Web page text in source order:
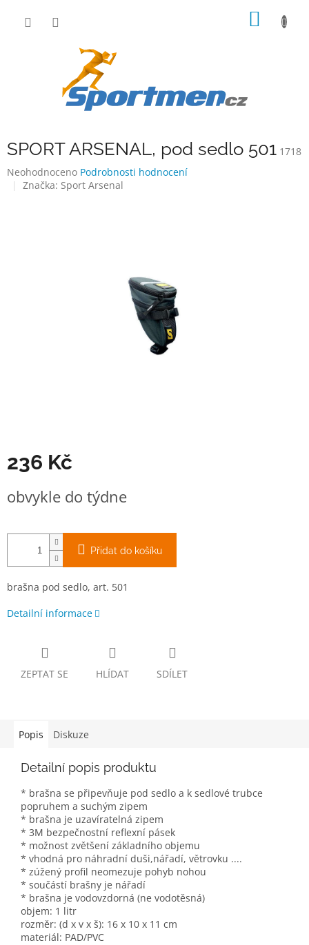
SPORT ARSENAL, pod sedlo 501 1718
Průměrné
hodnocení
Neohodnoceno Podrobnosti hodnocení
Značka: Sport Arsenal
236 Kč
cena:
obvykle do týdne
Přidat do košíku
brašna pod sedlo, art. 501
Detailní informace
ZEPTAT SE HLÍDAT SDÍLET
Popis Diskuze
Detailní popis produktu
* brašna se připevňuje pod sedlo a k sedlové trubce
popruhem a suchým zipem
* brašna je uzavíratelná zipem
* 3M bezpečnostní reflexní pásek
* možnost zvětšení základního objemu
* vhodná pro náhradní duši,nářadí, větrovku ....
* zúžený profil neomezuje pohyb nohou
* součástí brašny je nářadí
* brašna je vodovzdorná (ne vodotěsná)
objem: 1 litr
rozměr: (d x v x š): 16 x 10 x 11 cm
materiál: PAD/PVC